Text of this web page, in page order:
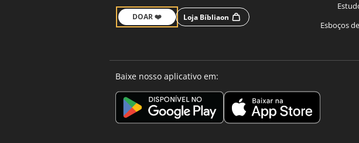
DOAR ❤️ Loja Bíbliaon
Esboços
Baixe nosso aplicativo em: